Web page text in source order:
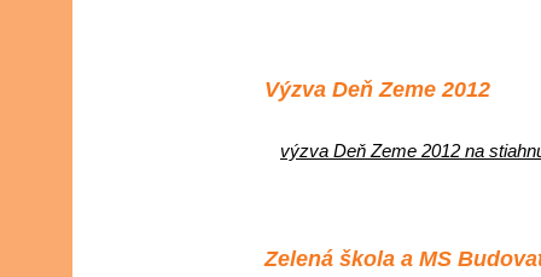
Výzva Deň Zeme 2012
výzva Deň Zeme 2012 na
Zelená škola a MS